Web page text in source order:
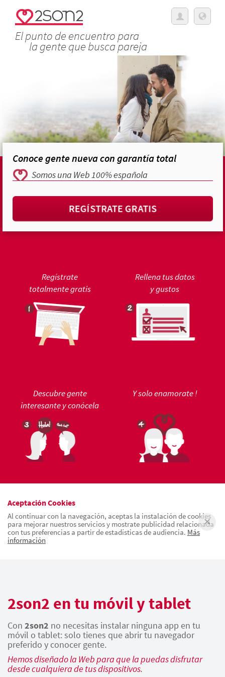
El punto de encuentro para
la gente que busca pareja
Conoce gente nueva con garantía total
Somos una Web 100% española
REGÍSTRATE GRATIS
Regístrate
totalmente gratis
Rellena tus datos
y gustos
Descubre gente
interesante y conócela
Y solo enamorate !
Aceptación Cookies
Al continuar con la navegación, aceptas la instalación de cookies
para mejorar nuestros servicios y mostrate publicidad relacionada
con tus preferencias a partir de estadísticas de audiencia. Más
información
2son2 en tu móvil y tablet
Con 2son2 no necesitas instalar ninguna app en tu
móvil o tablet: solo tienes que abrir tu navegador
preferido y conocer gente.
Hemos diseñado la Web para que la puedas disfrutar
desde cualquiera de tus dispositivos.